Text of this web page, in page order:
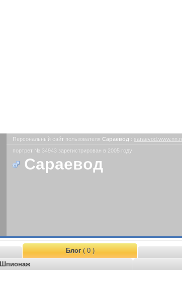
Персональный сайт пользователя Сараевод :
портрет № 34943 зарегистрирован в 2005 году
Сараевод
Блог( 0 )
Шпионаж